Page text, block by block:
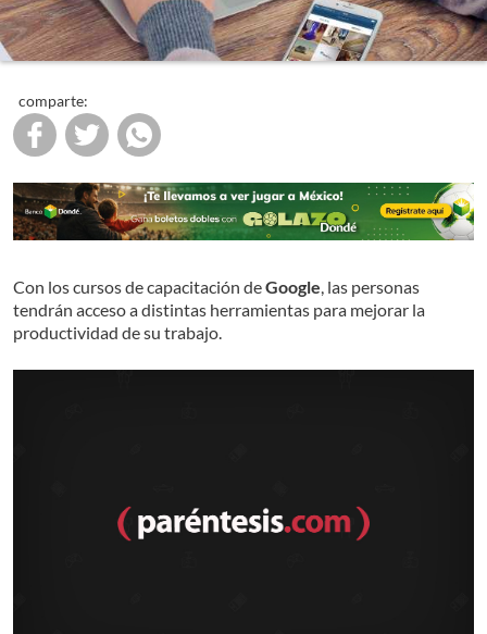
comparte:
Con los cursos de capacitación deGoogle, las personas
tendrán acceso a distintas herramientas para mejorar la
productividad de su trabajo.